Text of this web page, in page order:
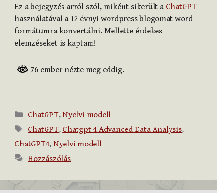
Ez a bejegyzés arról szól, miként sikerült a ChatGPT
használatával a 12 évnyi wordpress blogomat word
formátumra konvertálni. Mellette érdekes
elemzéseket is kaptam!
76 ember nézte meg eddig.
Kategória
ChatGPT, Nyelvi modell
Címkék
ChatGPT, Chatgpt 4 Advanced Data Analysis,
ChatGPT4, Nyelvi modell
Hozzászólás